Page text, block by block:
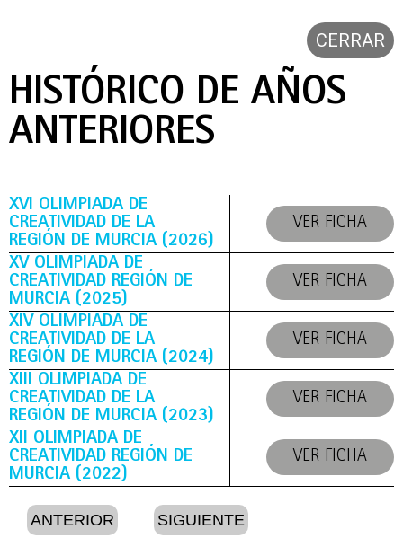
CERRAR
HISTÓRICO DE AÑOS
ANTERIORES
XVI OLIMPIADA DE
CREATIVIDAD DE LA
REGIÓN DE MURCIA (2026)
VER FICHA
XV OLIMPIADA DE
CREATIVIDAD REGIÓN DE
MURCIA (2025)
VER FICHA
XIV OLIMPIADA DE
CREATIVIDAD DE LA
REGIÓN DE MURCIA (2024)
VER FICHA
XIII OLIMPIADA DE
CREATIVIDAD DE LA
REGIÓN DE MURCIA (2023)
VER FICHA
XII OLIMPIADA DE
CREATIVIDAD REGIÓN DE
MURCIA (2022)
VER FICHA
ANTERIOR SIGUIENTE